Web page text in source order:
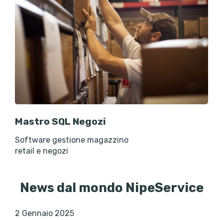
Mastro SQL Negozi
Software gestione magazzino
retail e negozi
News dal mondo NipeService
2 Gennaio 2025